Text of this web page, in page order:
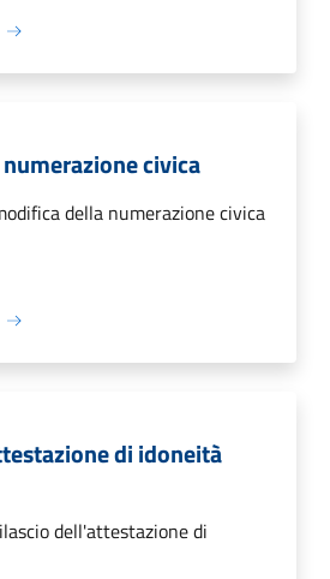
civica
della numerazione civica
di idoneità
dell'attestazione di